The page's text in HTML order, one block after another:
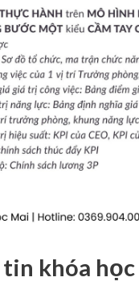
tin khóa học